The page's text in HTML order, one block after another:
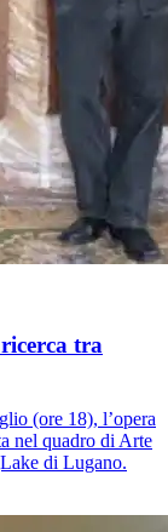
tra
(ore 18), l’opera
nel quadro di Arte
di Lugano.